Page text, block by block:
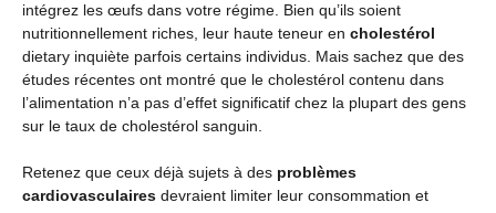
intégrez les œufs dans votre régime. Bien qu’ils soient
nutritionnellement riches, leur haute teneur en cholestérol
dietary inquiète parfois certains individus. Mais sachez que des
études récentes ont montré que le cholestérol contenu dans
l’alimentation n’a pas d’effet significatif chez la plupart des gens
sur le taux de cholestérol sanguin.
Retenez que ceux déjà sujets à des problèmes
cardiovasculaires devraient limiter leur consommation et